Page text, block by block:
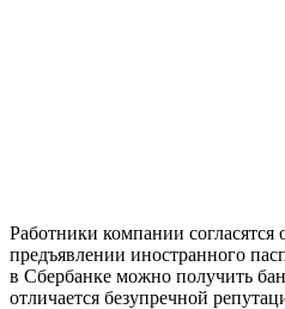
Работники компании согласятся
предъявлении иностранного
в Сбербанке можно получить
отличается безупречной